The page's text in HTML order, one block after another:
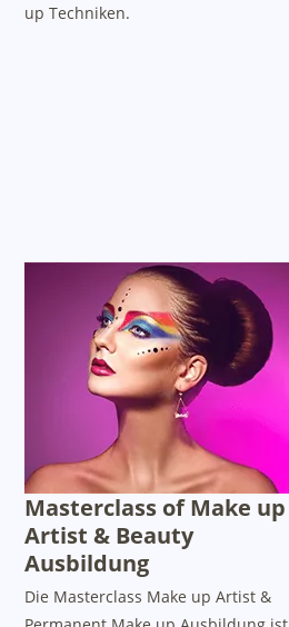
up Techniken.
Masterclass of Make up
Artist & Beauty
Ausbildung
Die Masterclass Make up Artist &